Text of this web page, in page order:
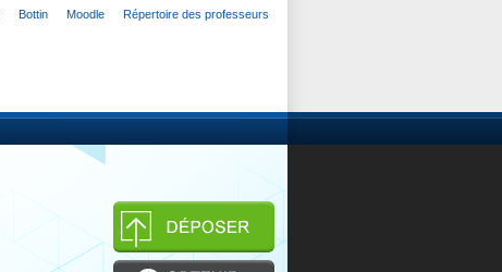
Bottin Moodle Répertoire des professeurs